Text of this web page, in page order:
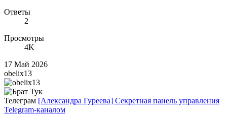
Ответы
2
Просмотры
4K
17 Май 2026
obelix13
Телеграм [Александра Гуреева] Секретная панель управления
Telegram-каналом